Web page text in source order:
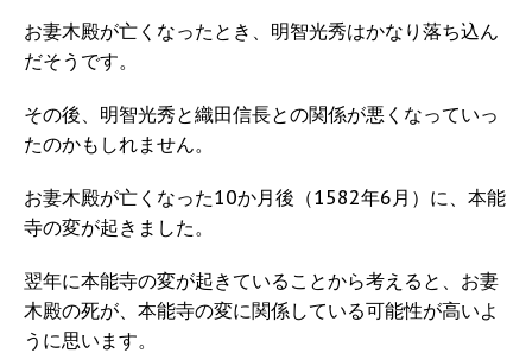
お妻木殿が亡くなったとき、明智光秀はかなり落ち込ん
だそうです。
その後、明智光秀と織田信長との関係が悪くなっていっ
たのかもしれません。
お妻木殿が亡くなった10か月後（1582年6月）に、本能
寺の変が起きました。
翌年に本能寺の変が起きていることから考えると、お妻
木殿の死が、本能寺の変に関係している可能性が高いよ
うに思います。